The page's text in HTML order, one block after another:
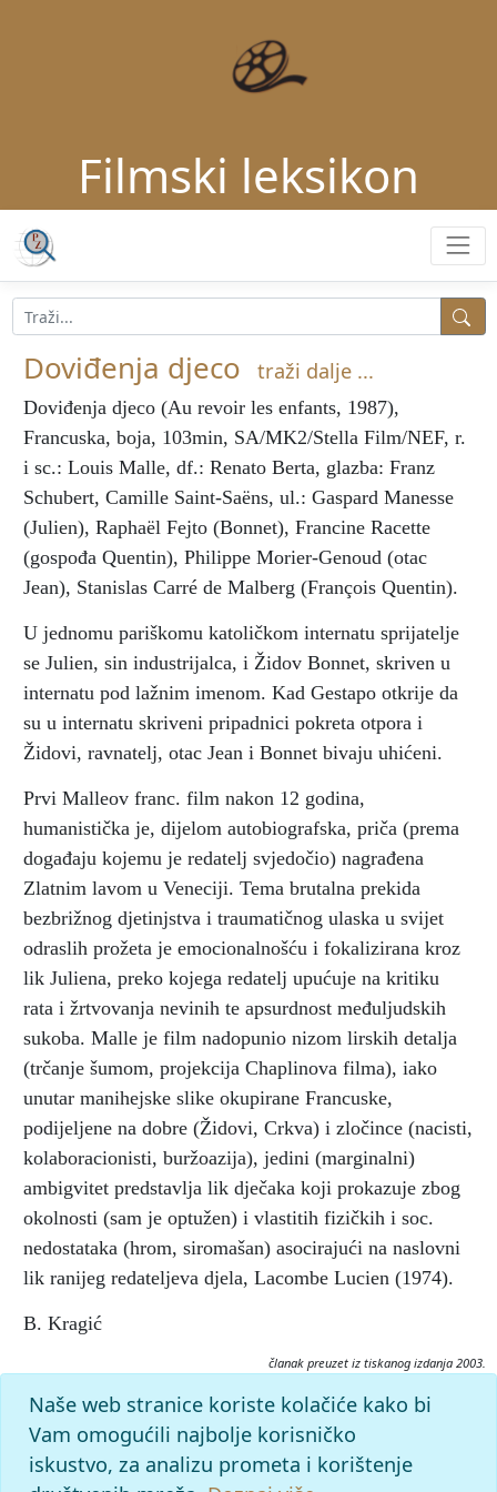
Filmski leksikon
Doviđenja djeco traži dalje ...
Doviđenja djeco (Au revoir les enfants, 1987),
Francuska, boja, 103min, SA/MK2/Stella Film/NEF, r.
i sc.: Louis Malle, df.: Renato Berta, glazba: Franz
Schubert, Camille Saint-Saëns, ul.: Gaspard Manesse
(Julien), Raphaël Fejto (Bonnet), Francine Racette
(gospođa Quentin), Philippe Morier-Genoud (otac
Jean), Stanislas Carré de Malberg (François Quentin).
U jednomu pariškomu katoličkom internatu sprijatelje
se Julien, sin industrijalca, i Židov Bonnet, skriven u
internatu pod lažnim imenom. Kad Gestapo otkrije da
su u internatu skriveni pripadnici pokreta otpora i
Židovi, ravnatelj, otac Jean i Bonnet bivaju uhićeni.
Prvi Malleov franc. film nakon 12 godina,
humanistička je, dijelom autobiografska, priča (prema
događaju kojemu je redatelj svjedočio) nagrađena
Zlatnim lavom u Veneciji. Tema brutalna prekida
bezbrižnog djetinjstva i traumatičnog ulaska u svijet
odraslih prožeta je emocionalnošću i fokalizirana kroz
lik Juliena, preko kojega redatelj upućuje na kritiku
rata i žrtvovanja nevinih te apsurdnost međuljudskih
sukoba. Malle je film nadopunio nizom lirskih detalja
(trčanje šumom, projekcija Chaplinova filma), iako
unutar manihejske slike okupirane Francuske,
podijeljene na dobre (Židovi, Crkva) i zločince (nacisti,
kolaboracionisti, buržoazija), jedini (marginalni)
ambigvitet predstavlja lik dječaka koji prokazuje zbog
okolnosti (sam je optužen) i vlastitih fizičkih i soc.
nedostataka (hrom, siromašan) asocirajući na naslovni
lik ranijeg redateljeva djela, Lacombe Lucien (1974).
B. Kragić
članak preuzet iz tiskanog izdanja 2003.
Citiranje:
Doviđenja djeco.Filmski leksikon (2003), mrežno izdanje.
Leksikografski zavod Miroslav Krleža, 2026. Pristupljeno
8.8.2026. <https://film.lzmk.hr/clanak/dovidjenja-djeco>.
Naše web stranice koriste kolačiće kako bi
Vam omogućili najbolje korisničko
iskustvo, za analizu prometa i korištenje